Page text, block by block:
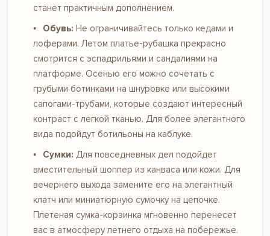
станет практичным дополнением.
Обувь: Не ограничивайтесь только кедами и
лоферами. Летом платье-рубашка прекрасно
смотрится с эспадрильями и сандалиями на
платформе. Осенью его можно сочетать с
грубыми ботинками на шнуровке или высокими
сапогами-трубами, которые создают интересный
контраст с легкой тканью. Для более элегантного
вида подойдут ботильоны на каблуке.
Сумки: Для повседневных дел подойдет
вместительный шоппер из канваса или кожи. Для
вечернего выхода замените его на элегантный
клатч или миниатюрную сумочку на цепочке.
Плетеная сумка-корзинка мгновенно перенесет
вас в атмосферу летнего отдыха на побережье.